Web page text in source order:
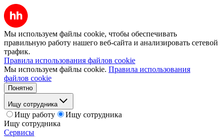
Мы используем файлы cookie, чтобы обеспечивать
правильную работу нашего веб-сайта и анализировать сетевой
трафик.
Правила использования файлов cookie
Мы используем файлы cookie. Правила использования
файлов cookie
Понятно
Ищу сотрудника
Ищу работу
Ищу сотрудника
Ищу сотрудника
Сервисы